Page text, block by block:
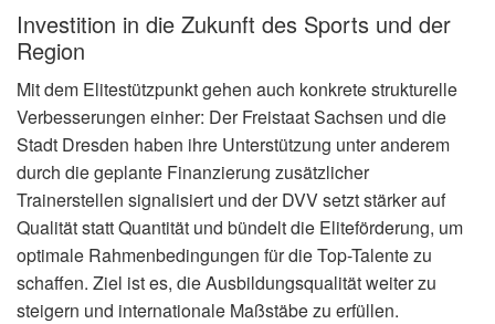
Investition in die Zukunft des Sports und der
Region
Mit dem Elitestützpunkt gehen auch konkrete strukturelle
Verbesserungen einher: Der Freistaat Sachsen und die
Stadt Dresden haben ihre Unterstützung unter anderem
durch die geplante Finanzierung zusätzlicher
Trainerstellen signalisiert und der DVV setzt stärker auf
Qualität statt Quantität und bündelt die Eliteförderung, um
optimale Rahmenbedingungen für die Top-Talente zu
schaffen. Ziel ist es, die Ausbildungsqualität weiter zu
steigern und internationale Maßstäbe zu erfüllen.